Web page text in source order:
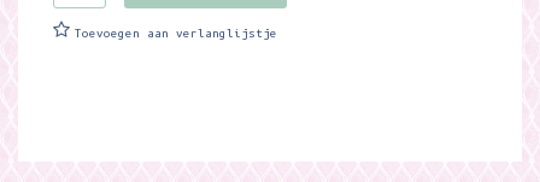
Toevoegen aan verlanglijstje